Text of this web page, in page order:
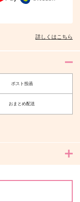
詳しくはこちら
ポスト投函
おまとめ配送